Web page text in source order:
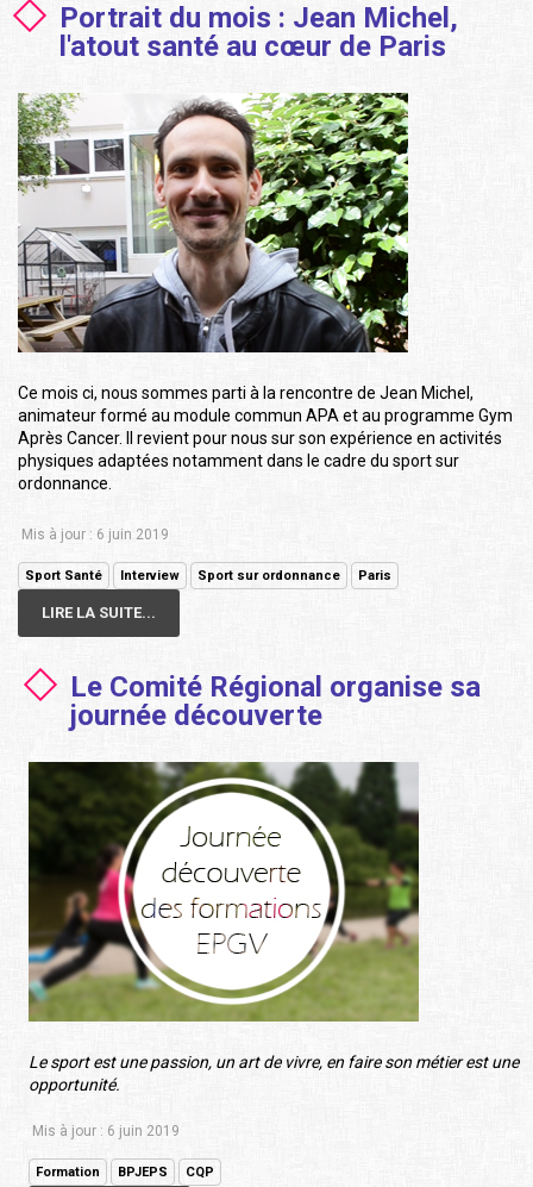
Portrait du mois : Jean Michel,
l'atout santé au cœur de Paris
Ce mois ci, nous sommes parti à la rencontre de Jean Michel,
animateur formé au module commun APA et au programme Gym
Après Cancer. Il revient pour nous sur son expérience en activités
physiques adaptées notamment dans le cadre du sport sur
ordonnance.
Mis à jour : 6 juin 2019
Sport Santé Interview Sport sur ordonnance Paris
LIRE LA SUITE...
Le Comité Régional organise sa
journée découverte
Le sport est une passion, un art de vivre, en faire son métier est une
opportunité.
Mis à jour : 6 juin 2019
Formation BPJEPS CQP